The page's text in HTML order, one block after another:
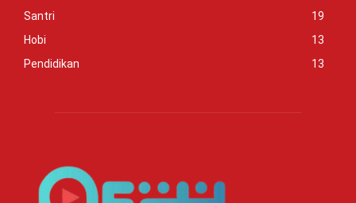
Santri
19
Hobi
13
Pendidikan
13